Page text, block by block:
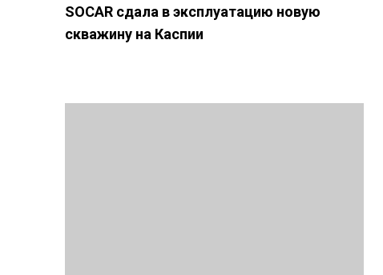
SOCAR сдала в эксплуатацию новую
скважину на Каспии